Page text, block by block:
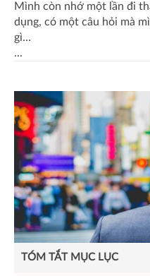
Mình còn nhớ một lần đi
dụng, có một câu hỏi mà
gì…
...
TÓM TẮT MỤC LỤC